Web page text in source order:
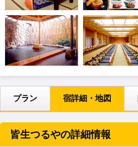
プラン 宿詳細・地図
皆生つるやの詳細情報